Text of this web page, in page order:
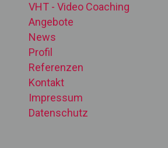
VHT - Video Coaching
Angebote
News
Profil
Referenzen
Kontakt
Impressum
Datenschutz